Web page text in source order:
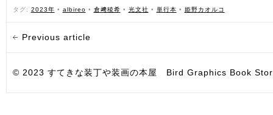
タグ: 2023年 • albireo • 倉﨑稜希 • 光文社 • 単行本 • 姫野カオルコ
Previous article
© 2023 すてきな装丁や装画の本屋 Bird Graphics Book